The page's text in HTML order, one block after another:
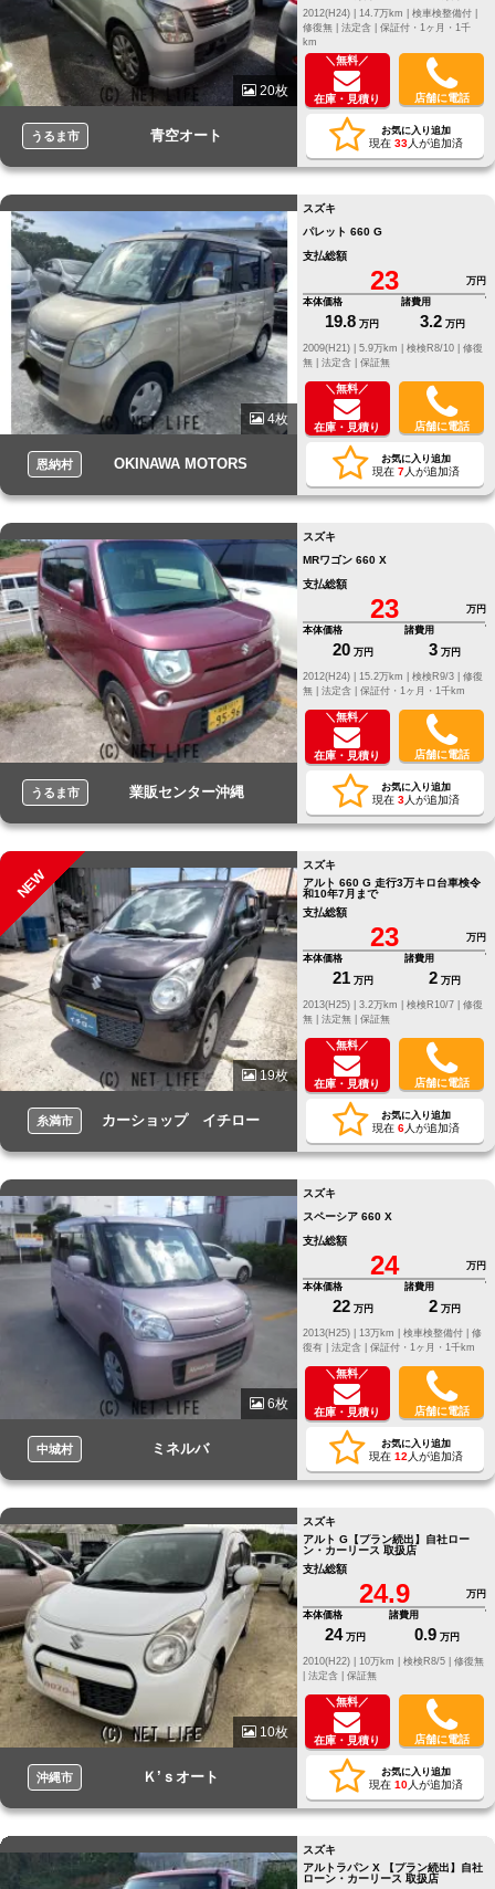
20枚
うるま市 青空オート
2012(H24) |
14.7万km |
検車検整備付 |
修復無 | 法定含 | 保証付・1ヶ月・1千
km
＼無料／
在庫・見積り 店舗に電話
お気に入り追加
現在 33人が追加済
4枚
恩納村 OKINAWA MOTORS
スズキ
パレット 660 G
支払総額
23
万円
本体価格
19.8 万円
諸費用
3.2 万円
修復
無 | 法定含 | 保証無
＼無料／
在庫・見積り 店舗に電話
お気に入り追加
現在 7人が追加済
うるま市 業販センター沖縄
スズキ
MRワゴン 660 X
支払総額
23
万円
本体価格
20 万円
諸費用
3 万円
修復
無 | 法定含 | 保証付・1ヶ月・1千km
＼無料／
在庫・見積り 店舗に電話
お気に入り追加
現在 3人が追加済
NEW
19枚
糸満市 カーショップ イチロー
スズキ
アルト 660 G 走行3万キロ台車検令
和10年7月まで
支払総額
23
万円
本体価格
21 万円
諸費用
2 万円
修復
無 | 法定無 | 保証無
＼無料／
在庫・見積り 店舗に電話
お気に入り追加
現在 6人が追加済
6枚
中城村 ミネルバ
スズキ
スペーシア 660 X
支払総額
24
万円
本体価格
22 万円
諸費用
2 万円
修
復有 | 法定含 | 保証付・1ヶ月・1千km
＼無料／
在庫・見積り 店舗に電話
お気に入り追加
現在 12 人が追加済
10枚
沖縄市 Ｋ’ｓオート
スズキ
アルト G【プラン続出】自社ロー
ン・カーリース 取扱店
支払総額
24.9
万円
本体価格
24 万円
諸費用
0.9 万円
修復無
法定含 | 保証無
＼無料／
在庫・見積り 店舗に電話
お気に入り追加
現在 10人が追加済
スズキ
アルトラパン X 【プラン続出】自社
ローン・カーリース 取扱店